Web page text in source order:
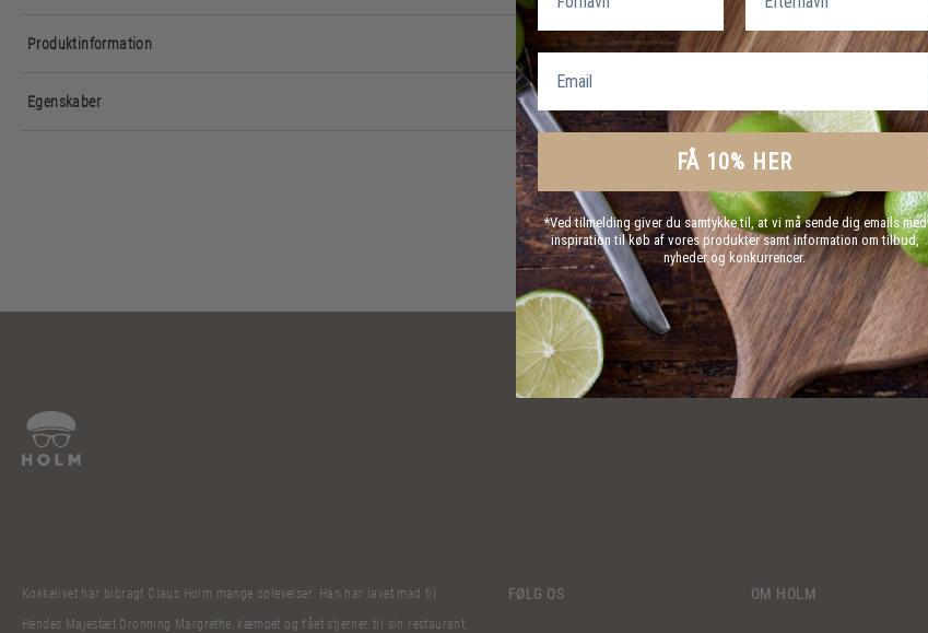
Egenskaber
Produktinformation
Kokkelivet har bibragt Claus Holm mange oplevelser. Han har lavet mad til
Hendes Majestæt Dronning Margrethe, kæmpet og fået stjerner til sin restaurant,
FØLG OS OM HOLM
Email
FÅ 10% HER
*Ved tilmelding giver du samtykke til, at vi må sende dig emails med
inspiration til køb af vores produkter samt information om tilbud,
nyheder og konkurrencer.